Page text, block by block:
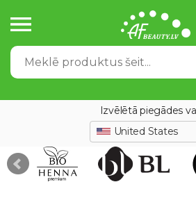
Izvēlētā piegādes
United States